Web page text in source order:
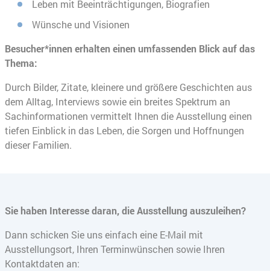
Leben mit Beeinträchtigungen, Biografien
Wünsche und Visionen
Besucher*innen erhalten einen umfassenden Blick auf das
Thema:
Durch Bilder, Zitate, kleinere und größere Geschichten aus
dem Alltag, Interviews sowie ein breites Spektrum an
Sachinformationen vermittelt Ihnen die Ausstellung einen
tiefen Einblick in das Leben, die Sorgen und Hoffnungen
dieser Familien.
Sie haben Interesse daran, die Ausstellung auszuleihen?
Dann schicken Sie uns einfach eine E-Mail mit
Ausstellungsort, Ihren Terminwünschen sowie Ihren
Kontaktdaten an: